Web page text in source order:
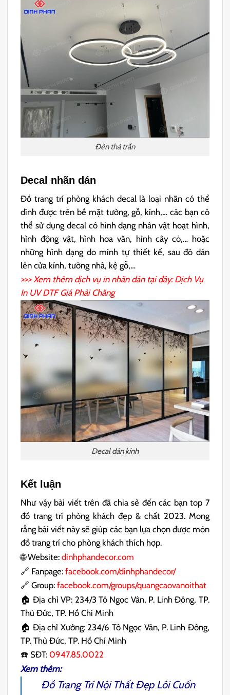
Đèn thả trần
Decal nhãn dán
Đồ trang trí phòng khách decal là loại nhãn có thể
dính được trên bề mặt tường, gỗ, kính,… các bạn có
thể sử dụng decal có hình dạng nhân vật hoạt hình,
hình động vật, hình hoa văn, hình cây cỏ,… hoặc
những hình dạng do mình tự thiết kế, sau đó dán
lên cửa kính, tường nhà, kệ gỗ,…
>>> Xem thêm dịch vụ in nhãn dán tại đây: Dịch Vụ
In UV DTFGiá Phải Chăng
Decal dán kính
Kết luận
Như vậy bài viết trên đã chia sẻ đến các bạn top 7
đồ trang trí phòng khách đẹp & chất 2023. Mong
rằng bài viết này sẽ giúp các bạn lựa chọn được món
đồ trang trí cho phòng khách thích hợp.
🌐 Website:dinhphandecor.com
🔗 Fanpage:facebook.com/dinhphandecor/
🔗 Group: facebook.com/groups/quangcaovanoithat
🏠 Địa chỉ VP: 234/3 Tô Ngọc Vân, P. Linh Đông, TP.
Thủ Đức, TP. Hồ Chí Minh
🏠 Địa chỉ Xưởng: 234/6 Tô Ngọc Vân, P. Linh Đông,
TP. Thủ Đức, TP. Hồ Chí Minh
☎️ SĐT: 0947.85.0022
Xem thêm:
Đồ Trang Trí Nội ThấtĐẹp Lôi Cuốn